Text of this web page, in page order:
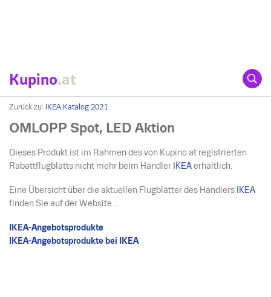
Kupino.at
Zurück zu: IKEA Katalog 2021
OMLOPP Spot, LED Aktion
Dieses Produkt ist im Rahmen des von Kupino.at registrierten
Rabattflugblatts nicht mehr beim Händler IKEAerhältlich.
Eine Übersicht über die aktuellen Flugblätter des Händlers IKEA
finden Sie auf der Website ....
IKEA-Angebotsprodukte
IKEA-Angebotsprodukte bei IKEA